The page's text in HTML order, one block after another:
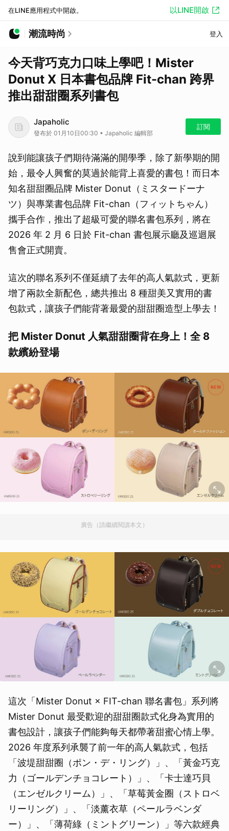
在LINE應用程式中開啟。 以LINE開啟
潮流時尚 登入
今天背巧克力口味上學吧！Mister
Donut X 日本書包品牌 Fit-chan 跨界
推出甜甜圈系列書包
Japaholic
發布於 01月10日00:30 • Japaholic 編輯部
訂閱
說到能讓孩子們期待滿滿的開學季，除了新學期的開
始，最令人興奮的莫過於能背上喜愛的書包！而日本
知名甜甜圈品牌 Mister Donut（ミスタードーナ
ツ）與專業書包品牌 Fit-chan（フィットちゃん）
攜手合作，推出了超級可愛的聯名書包系列，將在
2026 年 2 月 6 日於 Fit-chan 書包展示廳及巡迴展
售會正式開賣。
這次的聯名系列不僅延續了去年的高人氣款式，更新
增了兩款全新配色，總共推出 8 種甜美又實用的書
包款式，讓孩子們能背著最愛的甜甜圈造型上學去！
把 Mister Donut 人氣甜甜圈背在身上！全 8
款繽紛登場
廣告（請繼續閱讀本文）
這次「Mister Donut × FIT-chan 聯名書包」系列將
Mister Donut 最受歡迎的甜甜圈款式化身為實用的
書包設計，讓孩子們能夠每天都帶著甜蜜心情上學。
2026 年度系列承襲了前一年的高人氣款式，包括
「波堤甜甜圈（ポン・デ・リング）」、「黃金巧克
力（ゴールデンチョコレート）」、「卡士達巧貝
（エンゼルクリーム）」、「草莓黃金圈（ストロベ
リーリング）」、「淡薰衣草（ペールラベンダ
ー）」、「薄荷綠（ミントグリーン）」等六款經典